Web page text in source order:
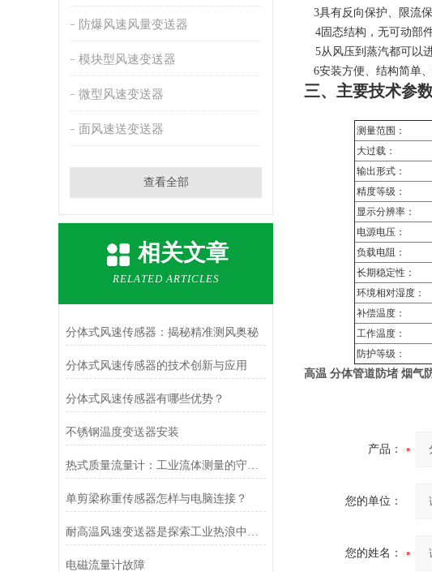
防爆风速风量变送器
模块型风速变送器
微型风速变送器
面风速送变送器
查看全部
相关文章
RELATED ARTICLES
分体式风速传感器：揭秘精准测风奥秘
分体式风速传感器的技术创新与应用
分体式风速传感器有哪些优势？
不锈钢温度变送器安装
热式质量流量计：工业流体测量的守护者
单剪梁称重传感器怎样与电脑连接？
耐高温风速变送器是探索工业热浪中的守护者
电磁流量计故障
3具有反向保护、限流
4固态结构，无可动部
5从风压到蒸汽都可以
6安装方便、结构简单、
三、主要技术参
测量范围：
大过载：
输出形式：
精度等级：
显示分辨率：
电源电压：
负载电阻：
长期稳定性：
环境相对湿度：
补偿温度：
工作温度：
防护等级：
高温 分体管道防堵 烟气
产品：
您的单位：
您的姓名：